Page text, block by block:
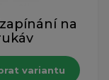
na
variantu